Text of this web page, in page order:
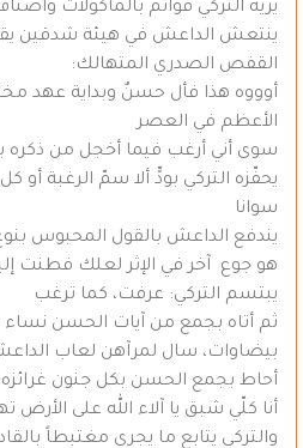
يريه التركي قوائم بالمأكولات
ينتعش الداعش في هيئة شدقين
القفص الصدري المتهالك:
أوووه هذا فأل حسنٌ وبداية عهد
الأعظم في العصر
سوى أني أرغب فيما أخجل من ذكره
يحفّزه التركي بودٍّ ألا سمّ الرغبة
سوانا
يندفع الداعش بالقول المحبوس
هو جوع آخر في الإثر لعلك فطنت
يبتسم التركي: عرفت، كما ترغب
ثم أتاه بجمع من آيات الحسن
بيضاوات، سال لمرآهن لعاب
أحاط بجمع الحسن بكل جنون غرائزه
أنا كلّي شبق يا آلاء الله على الأرض
والتركي يتابع ما يجري مغتبطاً